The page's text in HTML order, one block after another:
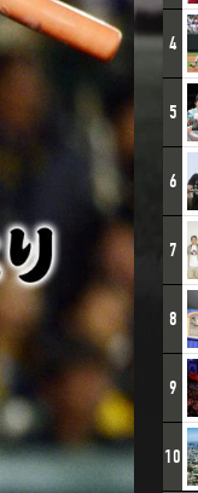
4
5
6
7
8
9
10